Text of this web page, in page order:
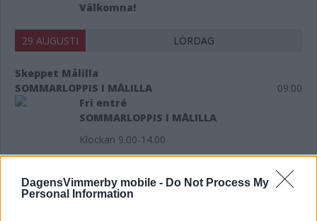
DagensVimmerby mobile - Do Not Process My
Personal Information
Välkomna!
29 AUGUSTI LÖRDAG
Skeppet Målilla
SOMMARLOPPIS I MÅLILLA
09:00
Fri entré
SOMMARLOPPIS I MÅLILLA
Klockan 9.00-14.00
På gräsplanen bredvid Skeppet.
Servering och 50/50-lotteri.